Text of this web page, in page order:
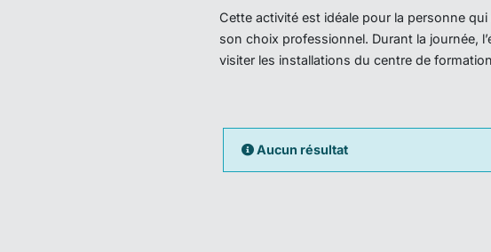
Cette activité est idéale pour la personne
son choix professionnel. Durant la journée,
visiter les installations du centre de
Aucun résultat